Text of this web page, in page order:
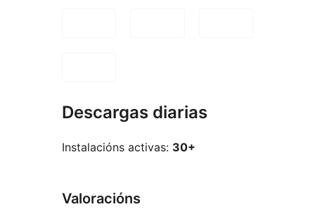
Descargas diarias
Instalacións activas: 30+
Valoracións